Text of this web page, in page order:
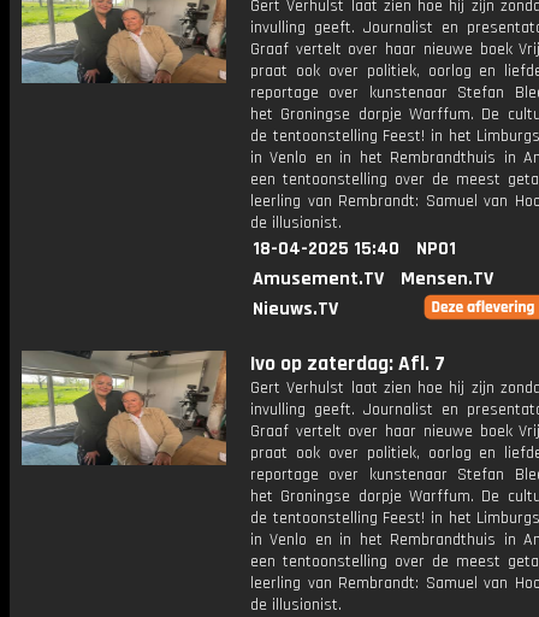
Gert Verhulst laat zien hoe hij zijn
invulling geeft. Journalist en
Graaf vertelt over haar nieuwe boek
praat ook over politiek, oorlog en
reportage over kunstenaar Stefan
het Groningse dorpje Warffum. De
de tentoonstelling Feest! in het
in Venlo en in het Rembrandthuis in
een tentoonstelling over de meest
leerling van Rembrandt: Samuel van
de illusionist.
18-04-2025 15:40
NPO1
Amusement.TV
Mensen.TV
Nieuws.TV
Ivo op zaterdag: Afl. 7
Gert Verhulst laat zien hoe hij zijn
invulling geeft. Journalist en
Graaf vertelt over haar nieuwe boek
praat ook over politiek, oorlog en
reportage over kunstenaar Stefan
het Groningse dorpje Warffum. De
de tentoonstelling Feest! in het
in Venlo en in het Rembrandthuis in
een tentoonstelling over de meest
leerling van Rembrandt: Samuel van
de illusionist.